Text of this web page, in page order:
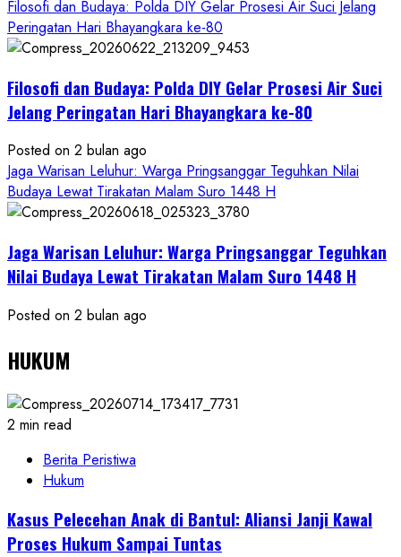
Filosofi dan Budaya: Polda DIY Gelar Prosesi Air Suci Jelang
Peringatan Hari Bhayangkara ke-80
Filosofi dan Budaya: Polda DIY Gelar Prosesi Air Suci
Jelang Peringatan Hari Bhayangkara ke-80
Posted on 2 bulan ago
Jaga Warisan Leluhur: Warga Pringsanggar Teguhkan Nilai
Budaya Lewat Tirakatan Malam Suro 1448 H
Jaga Warisan Leluhur: Warga Pringsanggar Teguhkan
Nilai Budaya Lewat Tirakatan Malam Suro 1448 H
Posted on 2 bulan ago
HUKUM
2 min read
Berita Peristiwa
Hukum
Kasus Pelecehan Anak di Bantul: Aliansi Janji Kawal
Proses Hukum Sampai Tuntas